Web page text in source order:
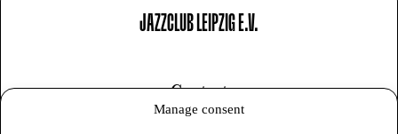
Manage consent
JAZZCLUB LEIPZIG E.V.
Contact